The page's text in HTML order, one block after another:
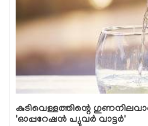
കുടിവെള്ളത്തിന്റെ
'ഓപ്പറേഷന്‍ പ്യുവര്‍ വാട്ടര്‍'